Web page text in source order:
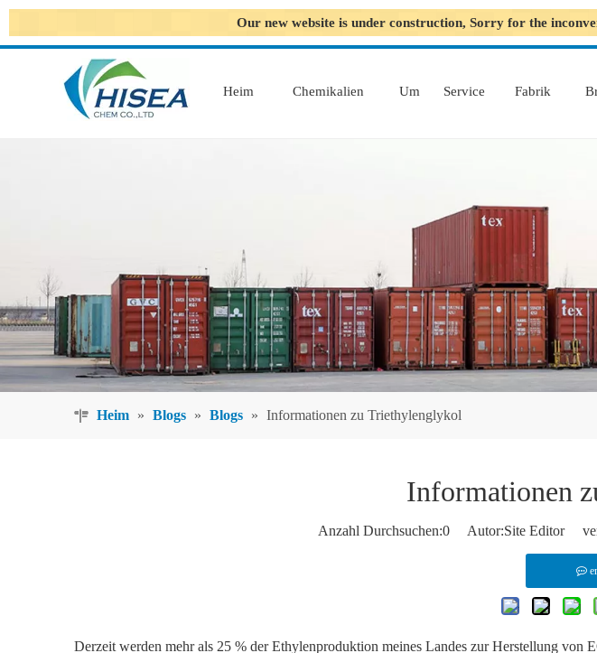
Our new website is under construction, Sorry for the
Heim Chemikalien Um Service Fabrik
Heim » Blogs » Blogs » Informationen zu Triethylenglykol
Informationen
Anzahl Durchsuchen:0 Autor:Site Editor
Derzeit werden mehr als 25 % der Ethylenproduktion meines Landes zur Herstellung von